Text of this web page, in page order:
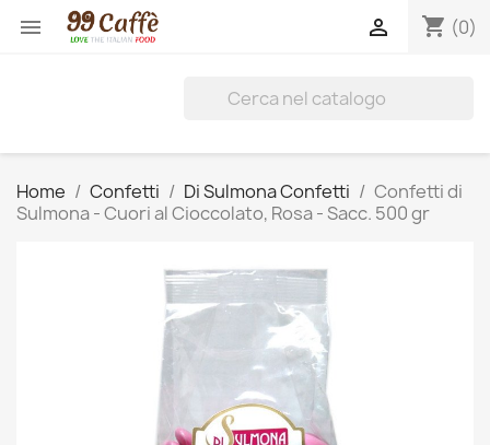
 shopping_cart (0)

Home Confetti Di Sulmona Confetti
Confetti di
Sulmona - Cuori al Cioccolato, Rosa - Sacc. 500 gr